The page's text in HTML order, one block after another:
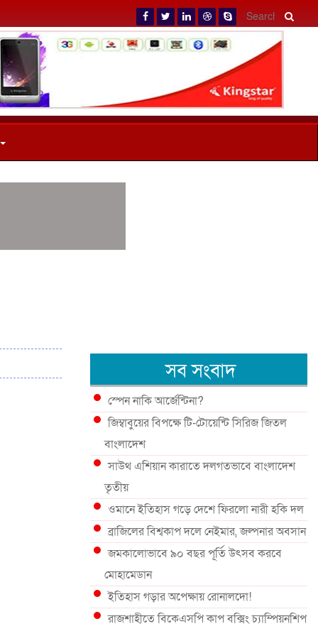
সব সংবাদ
স্পেন নাকি আর্জেন্টিনা?
জিম্বাবুয়ের বিপক্ষে টি-টোয়েন্টি সিরিজ জিতল
বাংলাদেশ
সাউথ এশিয়ান কারাতে দলগতভাবে বাংলাদেশ
তৃতীয়
ওমানে ইতিহাস গড়ে দেশে ফিরলো নারী হকি দল
ব্রাজিলের বিশ্বকাপ দলে নেইমার, জল্পনার অবসান
জমকালোভাবে ৯০ বছর পূর্তি উৎসব করবে
মোহামেডান
ইতিহাস গড়ার অপেক্ষায় রোনালদো!
রাজশাহীতে বিকেএসপি কাপ বক্সিং চ্যাম্পিয়নশিপ